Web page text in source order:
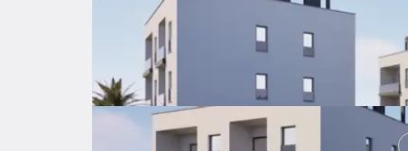
Listing ID: 80896064
Kaštel Štafilić
Splitsko-dalmatinska županija
108.018 €